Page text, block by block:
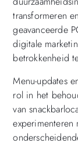
transformeren
geavanceerde
digitale
betrokkenheid
Menu-updates
rol in het
van